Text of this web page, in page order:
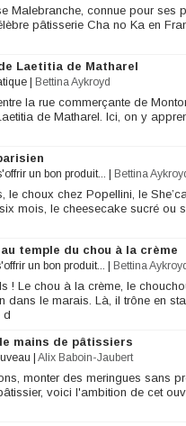
Malebranche, connue pour ses
pâtisserie Cha no Ka en
Laetitia de Matharel
Bettina Aykroyd
la rue commerçante de
de Matharel. Ici, on y
un bon produit... Bettina
le choux chez Popellini, le
mois, le cheesecake sucré ou
temple du chou à la crème
un bon produit... Bettina
! Le chou à la crème, le
dans le marais. Là, il trône en
d
mains de pâtissiers
Alix Baboin-Jaubert
monter des meringues sans
voici l'ambition de cet